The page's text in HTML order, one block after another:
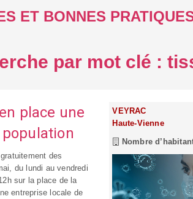
ET BONNES
par mot clé :
place une
des
du lundi au vendredi
sur la place de la
entreprise locale de
VEYRAC
Haute-Vienne
Nombre